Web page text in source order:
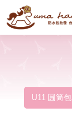
U11 圓筒包